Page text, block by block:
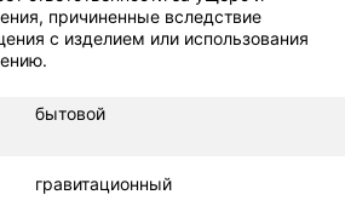
причиненные вследствие
с изделием или использования
бытовой
гравитационный